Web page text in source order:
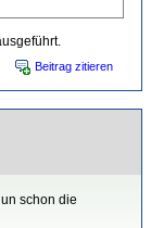
Beitrag zitieren
schon die